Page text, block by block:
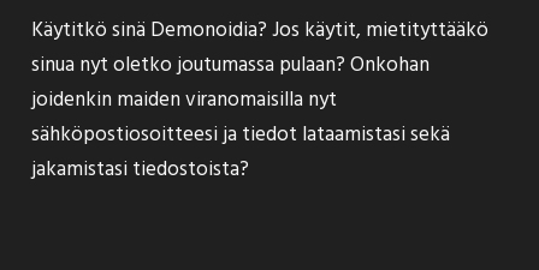
Käytitkö sinä Demonoidia? Jos käytit, mietityttääkö
sinua nyt oletko joutumassa pulaan? Onkohan
joidenkin maiden viranomaisilla nyt
sähköpostiosoitteesi ja tiedot lataamistasi sekä
jakamistasi tiedostoista?